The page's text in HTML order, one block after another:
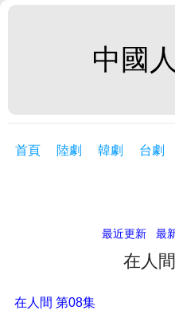
中國
首頁 陸劇 韓劇 台劇
最近更新 最
在人
在人間 第08集